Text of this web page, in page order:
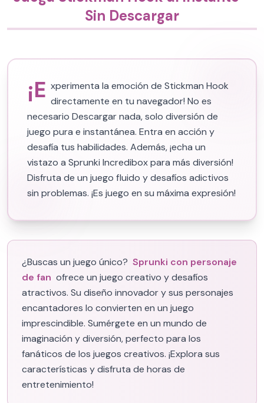
Sin Descargar
¡E xperimenta la emoción de Stickman Hook
directamente en tu navegador! No es
necesario Descargar nada, solo diversión de
juego pura e instantánea. Entra en acción y
desafía tus habilidades. Además, ¡echa un
vistazo a Sprunki Incredibox para más diversión!
Disfruta de un juego fluido y desafíos adictivos
sin problemas. ¡Es juego en su máxima expresión!
¿Buscas un juego único? Sprunki con personaje
de fan ofrece un juego creativo y desafíos
atractivos. Su diseño innovador y sus personajes
encantadores lo convierten en un juego
imprescindible. Sumérgete en un mundo de
imaginación y diversión, perfecto para los
fanáticos de los juegos creativos. ¡Explora sus
características y disfruta de horas de
entretenimiento!